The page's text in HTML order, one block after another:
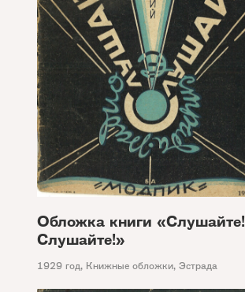
Обложка книги «Слушайте!
Слушайте!»
1929 год, Книжные обложки, Эстрада